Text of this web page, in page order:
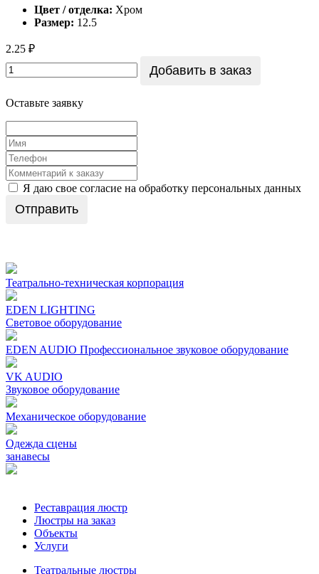
Цвет / отделка: Хром
Размер: 12.5
2.25 ₽
Добавить в заказ
Оставьте заявку
Я даю свое согласие на обработку персональных данных
Отправить
Театрально-техническая корпорация
EDEN LIGHTING
Световое оборудование
EDEN AUDIO Профеcсиональное звуковое оборудование
VK AUDIO
Звуковое оборудование
Механическое oборудование
Одежда сцены
занавесы
Реставрация люстр
Люстры на заказ
Объекты
Услуги
Театральные люстры